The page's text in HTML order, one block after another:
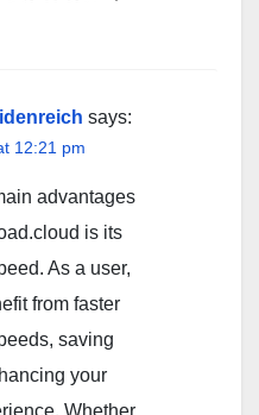
says:
12:21 pm
advantages
is its
As a user,
from faster
saving
your
Whether